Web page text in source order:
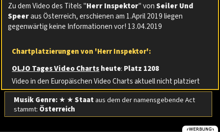
Zu dem Video des Titels "Herr Inspektor" vonSeiler Und
Speeraus Österreich, erschienen am 1.April 2019 liegen
gegenwärtig keine Informationen vor! 13.04.2019
Chartplatzierungen von 'Herr Inspektor':
OLJO Tages Video Chartsheute: Platz 1208
Video in den Europäischen Video Charts aktuell nicht platziert
Musik Genre:★ ★Staataus dem der namensgebende Act
stammt: Österreich